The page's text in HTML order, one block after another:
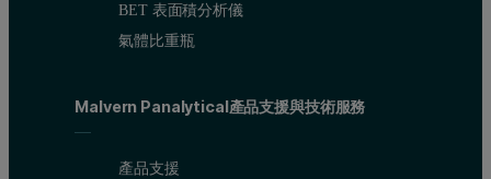
BET 表面積分析儀
氣體比重瓶
Malvern Panalytical產品支援與技術服務
產品支援